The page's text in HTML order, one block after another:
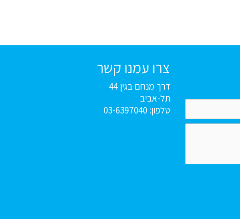
צרו עמנו קשר
דרך מנחם בגין 44
תל-אביב
טלפון: 03-6397040